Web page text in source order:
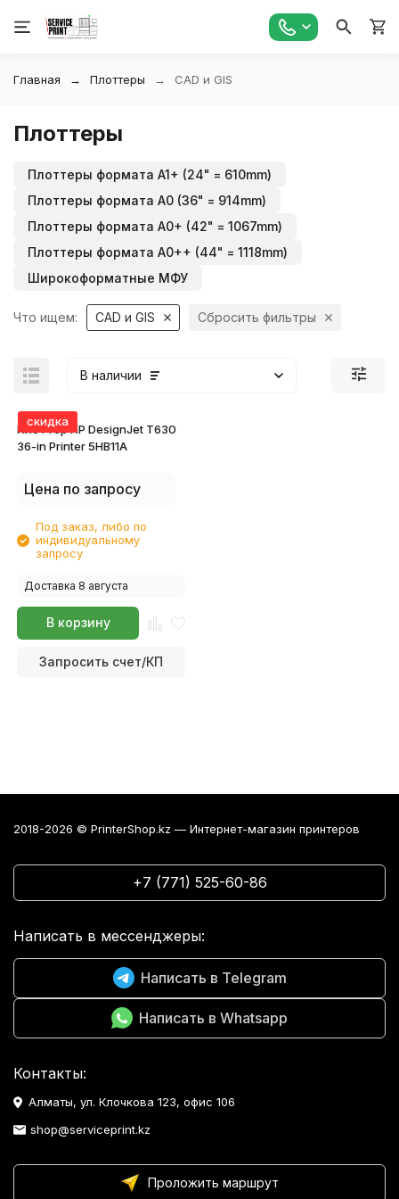
Главная Плоттеры CAD и GIS
Плоттеры
Плоттеры формата A1+ (24" = 610mm)
Плоттеры формата A0 (36" = 914mm)
Плоттеры формата A0+ (42" = 1067mm)
Плоттеры формата A0++ (44" = 1118mm)
Широкоформатные МФУ
Что ищем: CAD и GIS Сбросить фильтры
В наличии
скидка
Плоттер HP DesignJet T630
36-in Printer 5HB11A
Цена по запросу
Под заказ, либо по
индивидуальному
запросу
Доставка 8 августа
В корзину
Запросить счет/КП
2018-2026 © PrinterShop.kz — Интернет-магазин принтеров
+7 (771) 525-60-86
Написать в мессенджеры:
Написать в Telegram
Написать в Whatsapp
Контакты:
Алматы, ул. Клочкова 123, офис 106
shop@serviceprint.kz
Проложить маршрут